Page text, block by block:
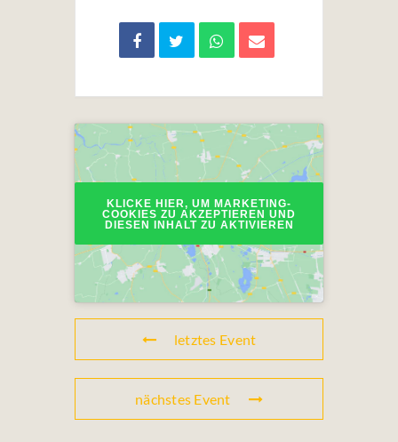
KLICKE HIER, UM MARKETING-
COOKIES ZU AKZEPTIEREN UND
DIESEN INHALT ZU AKTIVIEREN
letztes Event
nächstes Event